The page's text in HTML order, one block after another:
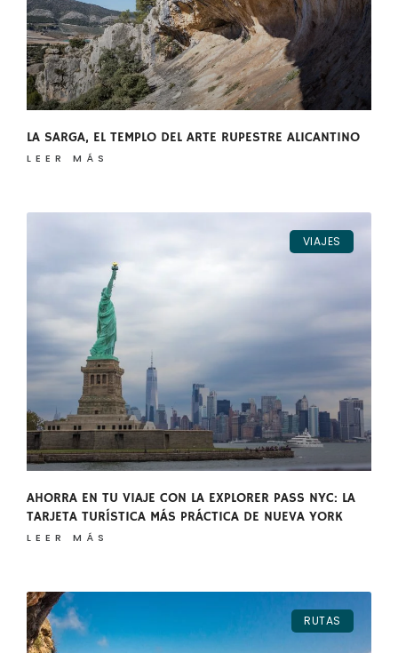
LA SARGA, EL TEMPLO DEL ARTE RUPESTRE ALICANTINO
LEER MÁS
VIAJES
AHORRA EN TU VIAJE CON LA EXPLORER PASS NYC: LA
TARJETA TURÍSTICA MÁS PRÁCTICA DE NUEVA YORK
LEER MÁS
RUTAS